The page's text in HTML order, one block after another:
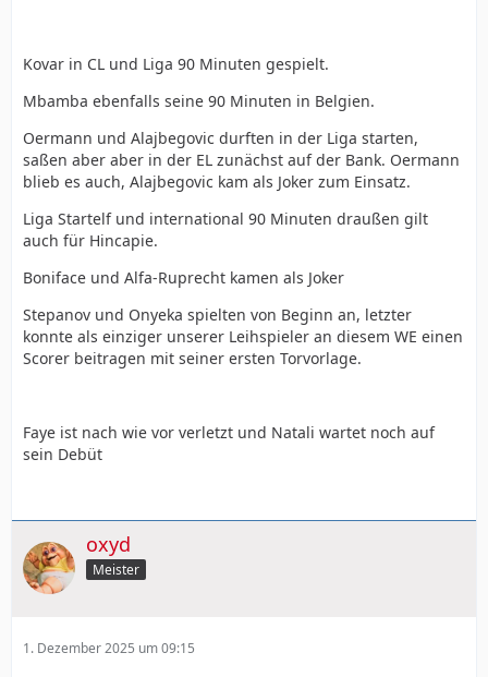
Kovar in CL und Liga 90 Minuten gespielt.
Mbamba ebenfalls seine 90 Minuten in Belgien.
Oermann und Alajbegovic durften in der Liga starten,
saßen aber aber in der EL zunächst auf der Bank. Oermann
blieb es auch, Alajbegovic kam als Joker zum Einsatz.
Liga Startelf und international 90 Minuten draußen gilt
auch für Hincapie.
Boniface und Alfa-Ruprecht kamen als Joker
Stepanov und Onyeka spielten von Beginn an, letzter
konnte als einziger unserer Leihspieler an diesem WE einen
Scorer beitragen mit seiner ersten Torvorlage.
Faye ist nach wie vor verletzt und Natali wartet noch auf
sein Debüt
oxyd
Meister
1. Dezember 2025 um 09:15